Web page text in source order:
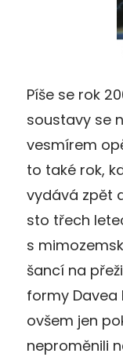
Píše se rok
soustavy se
vesmírem
to také rok,
vydává zpět
sto třech
s
šancí na
formy Davea
ovšem jen
neproměnili